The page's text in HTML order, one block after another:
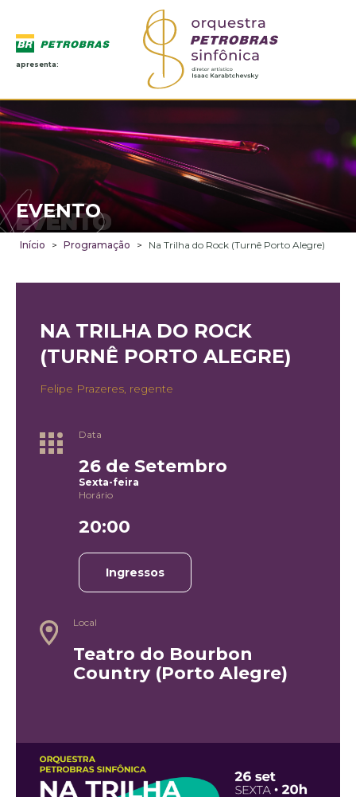
apresenta:
EVENTO
EVENTO
Início > Programação > Na Trilha do Rock (Turnê Porto Alegre)
NA TRILHA DO ROCK
(TURNÊ PORTO ALEGRE)
Felipe Prazeres, regente
Data
26 de Setembro
Sexta-feira
Horário
20:00
Ingressos
Local
Teatro do Bourbon
Country (Porto Alegre)